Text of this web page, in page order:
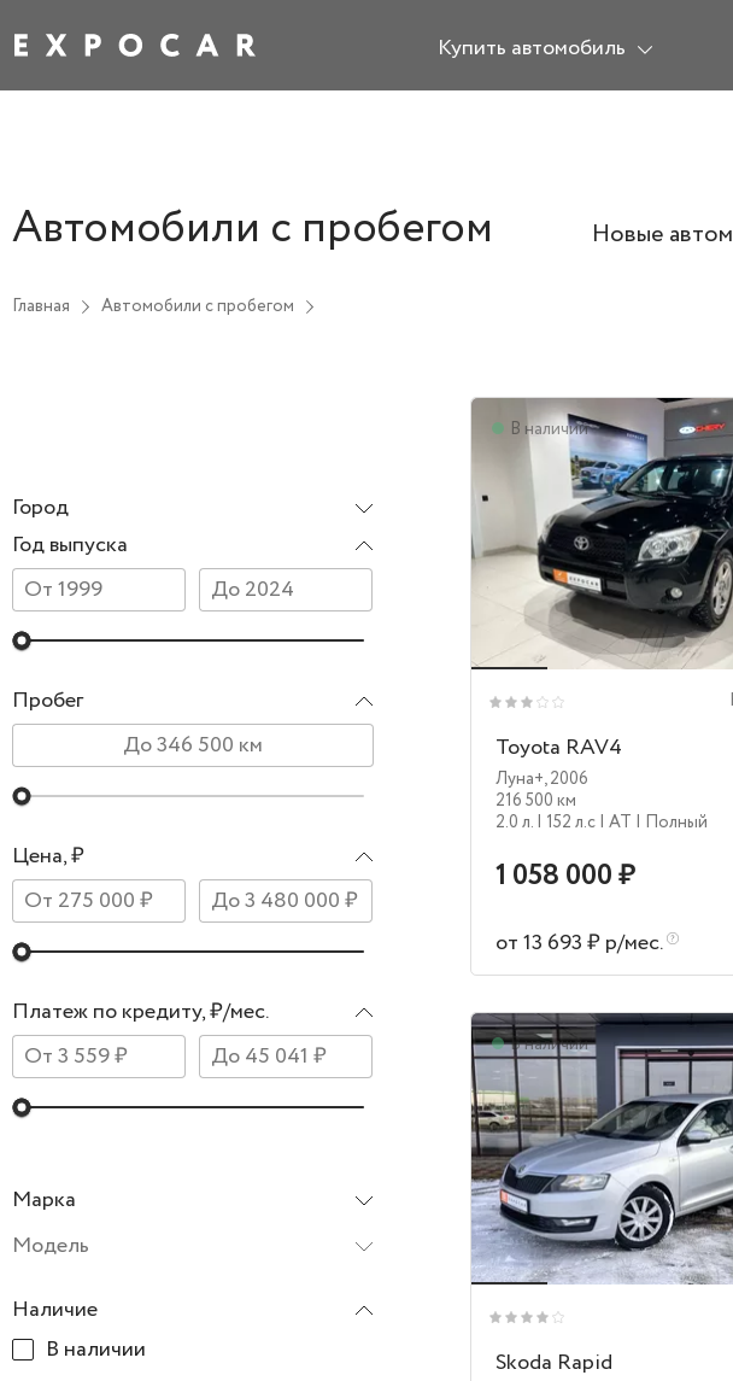
Купить автомобиль
Автомобили с пробегом Новые
Главная Автомобили с пробегом
Город
Все города
Год выпуска
Пробег
Марка
Модель
Цена, ₽
Платеж по кредиту, ₽/мес.
Наличие
В наличии
В наличии
Toyota RAV4
Луна+,2006
216 500 км
2.0 л. | 152 л.c | AT | Полный
1 058 000 ₽
от 13 693 ₽ р/мес.
В наличии
Skoda Rapid